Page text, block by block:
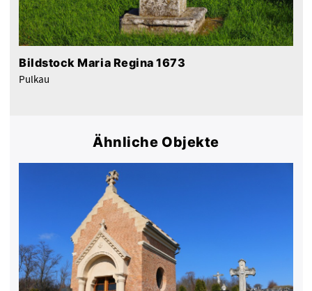
Bildstock Maria Regina 1673
Pulkau
Ähnliche Objekte